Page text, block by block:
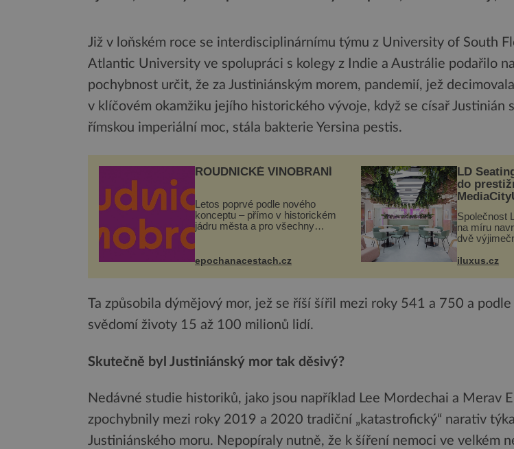
Již v loňském roce se interdisciplinárnímu týmu z University of South
Atlantic University ve spolupráci s kolegy z Indie a Austrálie podařilo
pochybnost určit, že za Justiniánským morem, pandemií, jež
v klíčovém okamžiku jejího historického vývoje, když se císař Justinián
římskou imperiální moc, stála bakterie Yersina pestis.
ROUDNICKÉ VINOBRANÍ
Letos poprvé podle nového
konceptu – přímo v historickém
jádru města a pro všechny
Husově náměstí. Návštěvníci
se mohou těšit na víno, burčák,
pes...
epochanacestach.cz
LD
do
Společnost
na míru
dvě
v anglickém
a Orange
iluxus.cz
Ta způsobila dýmějový mor, jež se říší šířil mezi roky 541 a 750 a
svědomí životy 15 až 100 milionů lidí.
Skutečně byl Justiniánský mor tak děsivý?
Nedávné studie historiků, jako jsou například Lee Mordechai a Merav
zpochybnily mezi roky 2019 a 2020 tradiční „katastrofický“ narativ
Justiniánského moru. Nepopíraly nutně, že k šíření nemoci ve velkém